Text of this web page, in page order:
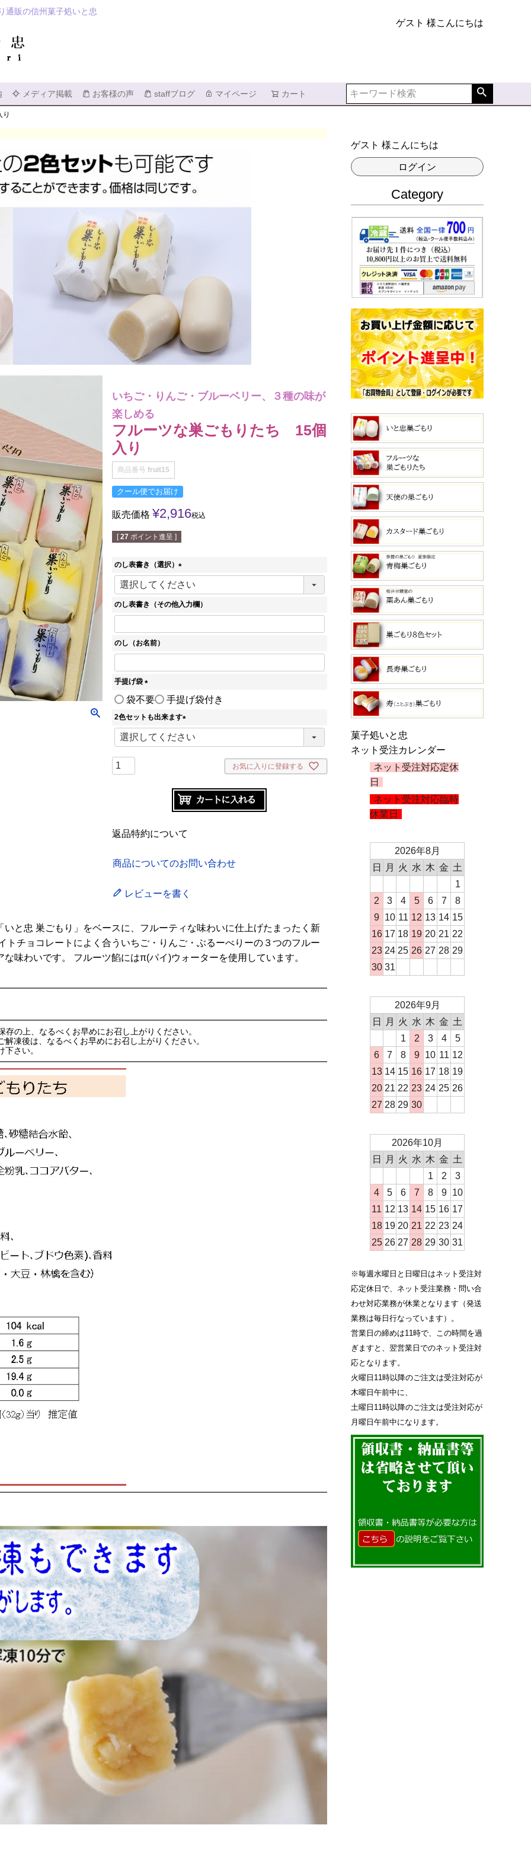
通販の信州菓子処いと忠
ゲスト 様こんにちは
メディア掲載 お客様の声 staffブログ マイページ カート
検索
いちご・りんご・ブルーベリー、３種の味が
楽しめる
フルーツな巣ごもりたち 15個
入り
商品番号 fruit15
クール便でお届け
販売価格 ¥2,916税込
[ 27 ポイント進呈 ]
のし表書き（選択）
(
必
須
のし表書き（その他入力欄）
のし（お名前）
手提げ袋
(
必
須
)
袋不要 手提げ袋付き
2色セットも出来ます
(
必
お気に入りに登録する
返品特約について
商品についてのお問い合わせ
レビューを書く
と忠 巣ごもり」をベースに、フルーティな味わいに仕上げたまったく新
チョコレートによく合ういちご・りんご・ぶるーべりーの３つのフルー
味わいです。 フルーツ餡にはπ(パイ)ウォーターを使用しています。
の上、なるべくお早めにお召し上がりください。
凍後は、なるべくお早めにお召し上がりください。
さい。
ゲスト 様こんにちは
ログイン
Category
菓子処いと忠
ネット受注カレンダー
ネット受注対応定休
日
ネット受注対応臨時
休業日
2026年8月
日
月 火 水 木 金 土
1
2
3 4 5 6 7
8
9 10 11 12 13 14 15
16 17 18 19 20 21 22
23 24 25 26 27 28 29
30 31
2026年9月
日
月 火 水 木 金 土
1
2 3 4
5
6
7 8 9 10 11 12
13 14 15 16 17 18 19
20 21 22 23 24 25 26
27 28 29 30
2026年10月
日
月 火 水 木 金 土
1
2
3
4
5 6 7 8 9
10
11 12 13 14 15 16 17
18 19 20 21 22 23 24
25 26 27 28 29 30 31
※毎週水曜日と日曜日はネット受注対
応定休日で、ネット受注業務・問い合
わせ対応業務が休業となります（発送
業務は毎日行なっています）。
営業日の締めは11時で、この時間を過
ぎますと、翌営業日でのネット受注対
応となります。
火曜日11時以降のご注文は受注対応が
木曜日午前中に、
土曜日11時以降のご注文は受注対応が
月曜日午前中になります。